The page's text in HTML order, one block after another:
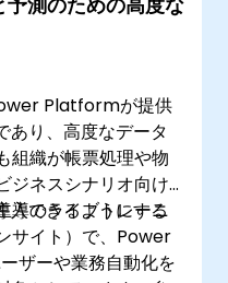
Platformが提供
あり、高度なデータ
組織が帳票処理や物
ジネスシナリオ向け
入できるようにする
導のライブトレーニ
サイト）で、Power
ザーや業務自動化を